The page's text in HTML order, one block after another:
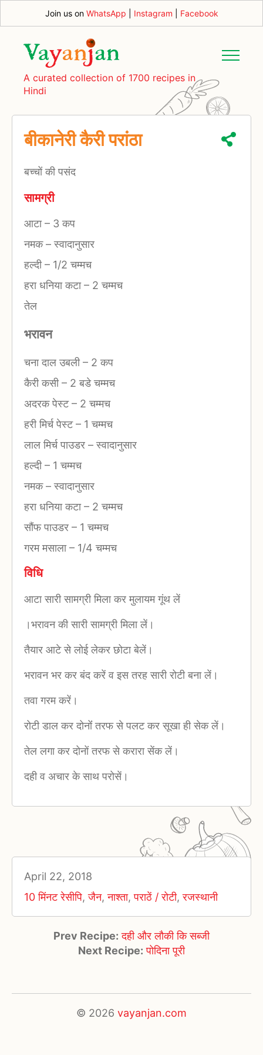
Join us on WhatsApp Instagram Facebook
A curated collection of 1700 recipes in
Hindi
बीकानेरी कैरी परांठा
बच्चों की पसंद
सामग्री
आटा– 3 कप
नमक–स्वादानुसार
हल्दी– 1/2 चम्मच
हरा धनिया कटा– 2 चम्मच
तेल
भरावन
चना दाल उबली– 2 कप
कैरी कसी– 2 बडे चम्मच
अदरक पेस्ट– 2 चम्मच
हरी मिर्च पेस्ट– 1 चम्मच
लाल मिर्च पाउडर –स्वादानुसार
हल्दी– 1 चम्मच
नमक–स्वादानुसार
हरा धनिया कटा– 2 चम्मच
सौंफ पाउडर – 1 चम्मच
गरम मसाला– 1/4 चम्मच
विधि
आटा सारी सामग्री मिला कर मुलायम गूंथ लें
।भरावन की सारी सामग्री मिला लें।
तैयार आटे से लोई लेकर छोटा बेलें।
भरावन भर कर बंद करें व इस तरह सारी रोटी बना लें।
तवा गरम करें।
रोटी डाल कर दोनोंं तरफ से पलट कर सूखा ही सेक लें।
तेल लगा कर दोनों तरफ से करारा सेंक लें।
दही व अचार के साथ परोसें।
April 22, 2018
10 मिंनट रेसीपि,जैन,नाश्ता,पराठें / रोटी,रजस्थानी
Prev Recipe: दही और लौकी कि सब्जी
Next Recipe: पोदिना पूरी
© 2026 vayanjan.com